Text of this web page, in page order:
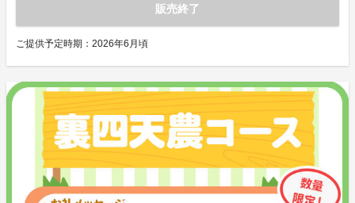
販売終了
ご提供予定時期： 2026年6月頃